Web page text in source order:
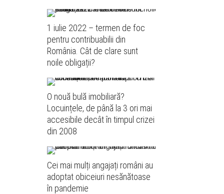
1 iulie 2022 – termen de foc
pentru contribuabilii din
România. Cât de clare sunt
noile obligații?
O nouă bulă imobiliară?
Locuințele, de până la 3 ori mai
accesibile decât în timpul crizei
din 2008
Cei mai mulți angajați români au
adoptat obiceiuri nesănătoase
în pandemie